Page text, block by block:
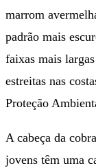
marrom
padrão mais
faixas mais
estreitas nas
Proteção
A cabeça da
jovens têm uma